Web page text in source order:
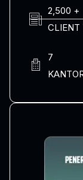
2,500 +
CLIENT
7